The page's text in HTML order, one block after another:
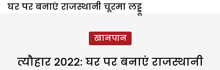
घर पर बनाएं राजस्थानी चूरमा लड्डू
खानपान
त्यौहार 2022: घर पर बनाएं राजस्थानी